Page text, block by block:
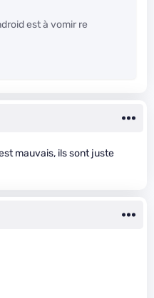
est à vomir re
mauvais, ils sont juste